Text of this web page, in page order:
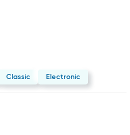
Classic Electronic